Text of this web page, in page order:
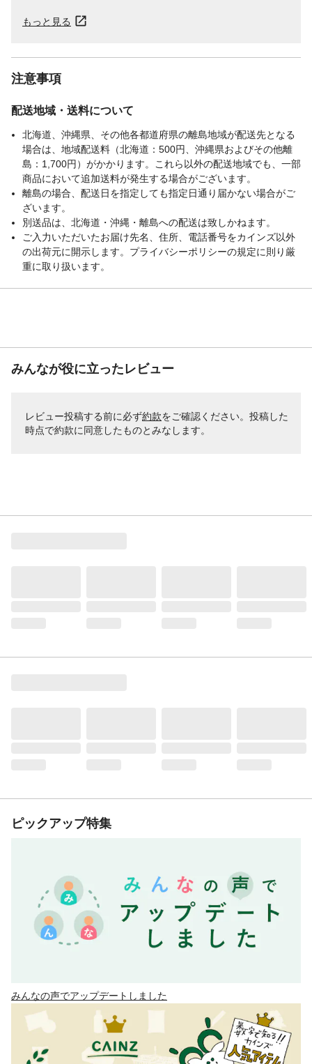
もっと見る
注意事項
配送地域・送料について
北海道、沖縄県、その他各都道府県の離島地域が配送先となる
場合は、地域配送料（北海道：500円、沖縄県およびその他離
島：1,700円）がかかります。これら以外の配送地域でも、一部
商品において追加送料が発生する場合がございます。
離島の場合、配送日を指定しても指定日通り届かない場合がご
ざいます。
別送品は、北海道・沖縄・離島への配送は致しかねます。
ご入力いただいたお届け先名、住所、電話番号をカインズ以外
の出荷元に開示します。プライバシーポリシーの規定に則り厳
重に取り扱います。
みんなが役に立ったレビュー
レビュー投稿する前に必ず約款をご確認ください。投稿した
時点で約款に同意したものとみなします。
ピックアップ特集
みんなの声でアップデートしました